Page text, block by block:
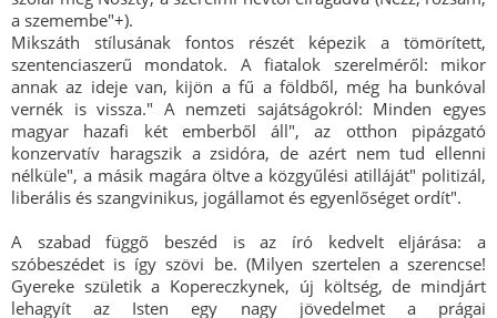
a szemembe"+).
Mikszáth stílusának fontos részét képezik a tömörített,
szentenciaszerű mondatok. A fiatalok szerelméről: mikor
annak az ideje van, kijön a fű a földből, még ha bunkóval
vernék is vissza." A nemzeti sajátságokról: Minden egyes
magyar hazafi két emberből áll", az otthon pipázgató
konzervatív haragszik a zsidóra, de azért nem tud ellenni
nélküle", a másik magára öltve a közgyűlési atilláját" politizál,
liberális és szangvinikus, jogállamot és egyenlőséget ordít".
A szabad függő beszéd is az író kedvelt eljárása: a
szóbeszédet is így szövi be. (Milyen szertelen a szerencse!
Gyereke születik a Kopereczkynek, új költség, de mindjárt
lehagyít az Isten egy nagy jövedelmet a prágai